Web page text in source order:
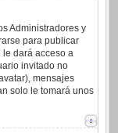
Administradores y
para publicar
le dará acceso a
invitado no
mensajes
solo le tomará unos